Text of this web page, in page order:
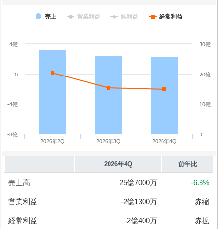
売上 営業利益 純利益 経常利益
2026年2Q 2026年3Q 2026年4Q
0
10億
20億
30億
-8億
-4億
0
4億
2026年4Q 前年比
売上高 25億7000万 -6.3%
営業利益 -2億1300万 赤縮
経常利益 -2億400万 赤拡